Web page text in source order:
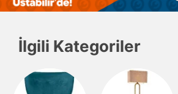
İlgili Kategoriler